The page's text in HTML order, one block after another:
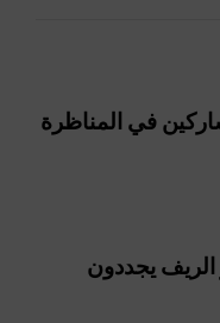
في المناظرة
يجددون